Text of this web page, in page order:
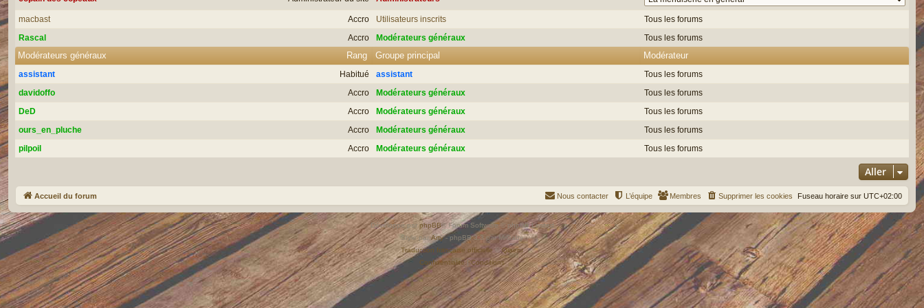
Accro
macbast Utilisateurs inscrits
Tous les forums
Accro
Rascal Modérateurs généraux Tous les forums
Rang
Modérateurs généraux Groupe principal Modérateur
Habitué
assistant assistant
Tous les forums
Accro
davidoffo Modérateurs généraux
Tous les forums
Accro
DeD Modérateurs généraux
Tous les forums
Accro
ours_en_pluche Modérateurs généraux
Tous les forums
Accro
pilpoil Modérateurs généraux Tous les forums
Aller
Accueil du forum Fuseau horaire sur UTC+02:00
Supprimer les cookies
Membres
L’équipe
Nous contacter
Développé par phpBB® Forum Software © phpBB Limited
Style parArty- phpBB 3.3 par MrGaby
Traduction française officielle ©Qiaeru
Confidentialité|Conditions